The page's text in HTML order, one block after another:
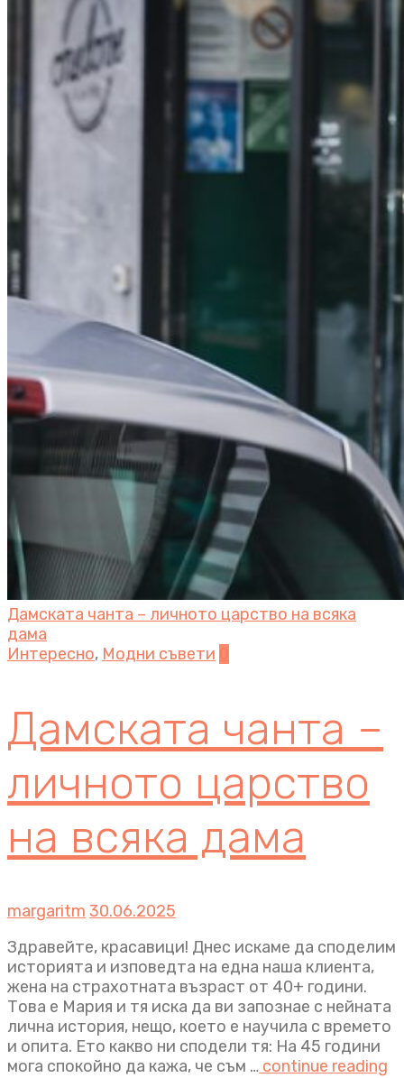
Дамската чанта – личното царство на всяка
дама
Интересно, Модни съвети
Дамската чанта –
личното царство
на всяка дама
margaritm 30.06.2025
Здравейте, красавици! Днес искаме да споделим
историята и изповедта на една наша клиента,
жена на страхотната възраст от 40+ години.
Това е Мария и тя иска да ви запознае с нейната
лична история, нещо, което е научила с времето
и опита. Ето какво ни сподели тя: На 45 години
мога спокойно да кажа, че съм … continue reading